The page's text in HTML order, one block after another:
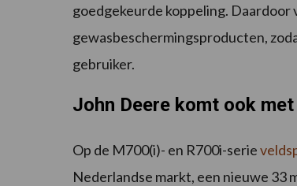
goedgekeurde koppeling. Daardoor
gewasbeschermingsproducten,
gebruiker.
John Deere komt ook
Op de M700(i)- en R700i-serie
Nederlandse markt, een nieuwe 33